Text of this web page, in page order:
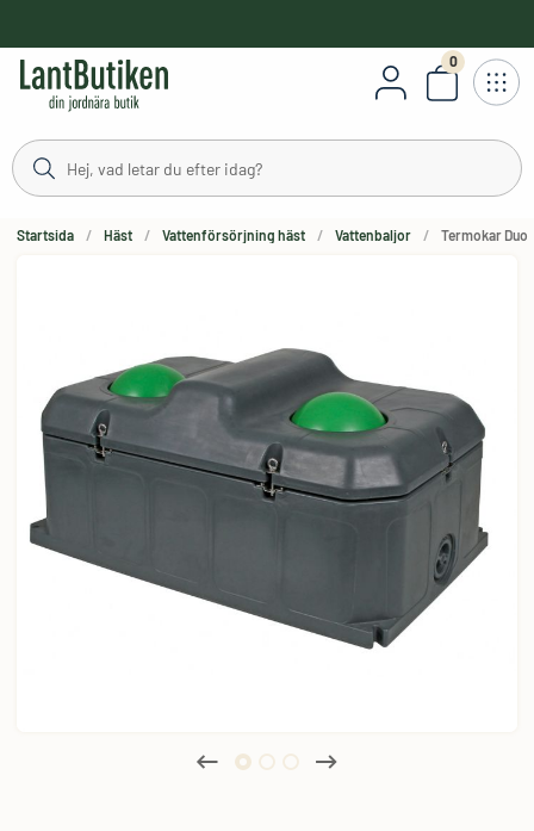
0
Antal
Startsida Häst Vattenförsörjning häst Vattenbaljor Termokar Duo